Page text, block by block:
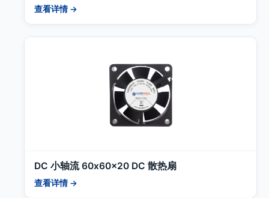
查看详情 →
DC 小轴流 60x60x20 DC 散热扇
查看详情 →